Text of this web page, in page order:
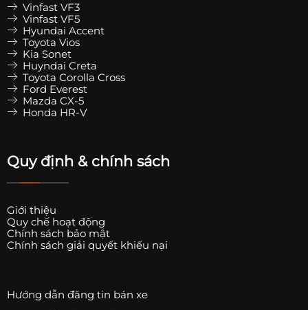
Vinfast VF3
Vinfast VF5
Hyundai Accent
Toyota Vios
Kia Sonet
Huyndai Creta
Toyota Corolla Cross
Ford Everest
Mazda CX-5
Honda HR-V
Quy định & chính sách
Giới thiệu
Quy chế hoạt động
Chính sách bảo mật
Chính sách giải quyết khiếu nại
Hướng dẫn đăng tin bán xe